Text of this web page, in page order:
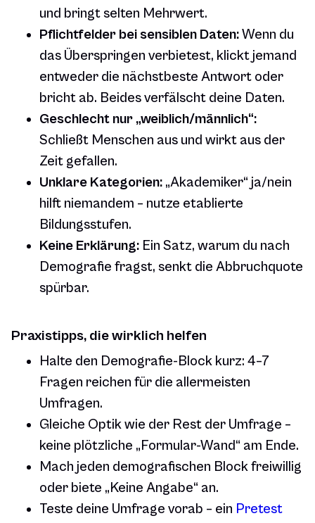
und bringt selten Mehrwert.
Pflichtfelder bei sensiblen Daten:Wenn du
das Überspringen verbietest, klickt jemand
entweder die nächstbeste Antwort oder
bricht ab. Beides verfälscht deine Daten.
Geschlecht nur „weiblich/männlich“:
Schließt Menschen aus und wirkt aus der
Zeit gefallen.
Unklare Kategorien: „Akademiker“ ja/nein
hilft niemandem – nutze etablierte
Bildungsstufen.
Keine Erklärung: Ein Satz, warum du nach
Demografie fragst, senkt die Abbruchquote
spürbar.
Praxistipps, die wirklich helfen
Halte den Demografie-Block kurz: 4–7
Fragen reichen für die allermeisten
Umfragen.
Gleiche Optik wie der Rest der Umfrage –
keine plötzliche „Formular-Wand“ am Ende.
Mach jeden demografischen Block freiwillig
oder biete „Keine Angabe“ an.
Teste deine Umfrage vorab – ein Pretest